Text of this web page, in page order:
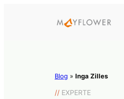
Blog » Inga Zilles
// EXPERTE